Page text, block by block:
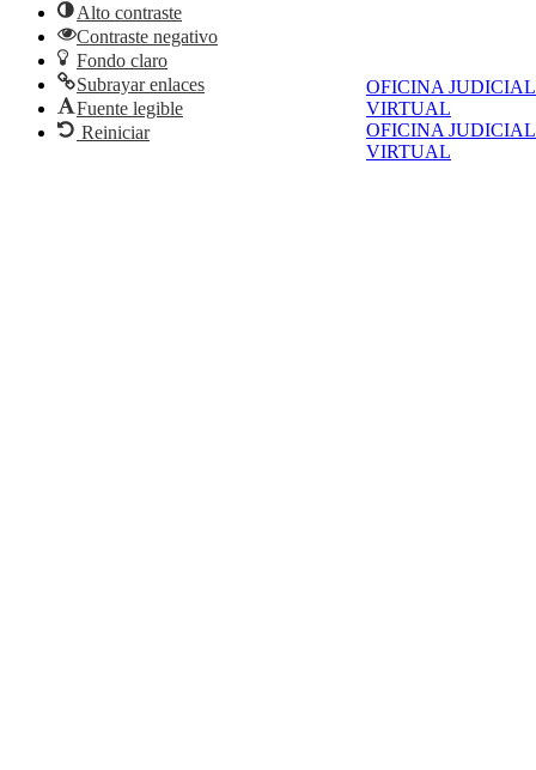
OFICINA JUDICIAL
VIRTUAL
OFICINA JUDICIAL
VIRTUAL
Alto contraste
Contraste negativo
Fondo claro
Subrayar enlaces
Fuente legible
Reiniciar